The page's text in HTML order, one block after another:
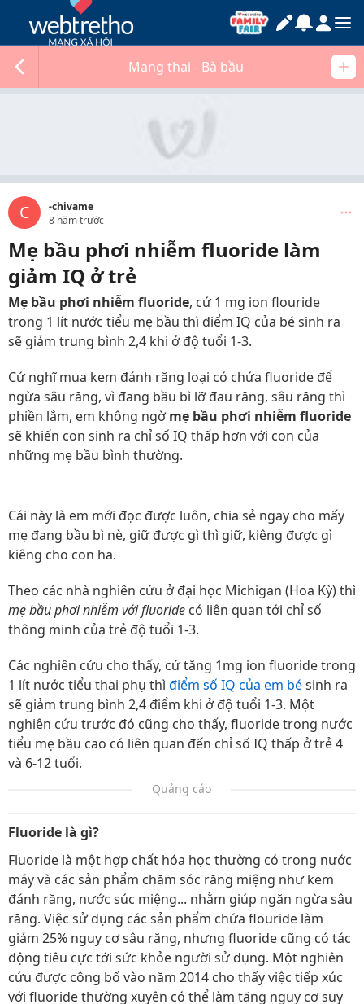
Mang thai - Bà bầu
C
-chivame
8 năm trước
Mẹ bầu phơi nhiễm fluoride làm
giảm IQ ở trẻ
Mẹ bầu phơi nhiễm fluoride, cứ 1 mg ion flouride
trong 1 lít nước tiểu mẹ bầu thì điểm IQ của bé sinh ra
sẽ giảm trung bình 2,4 khi ở độ tuổi 1-3.
Cứ nghĩ mua kem đánh răng loại có chứa fluoride để
ngừa sâu răng, vì đang bầu bì lỡ đau răng, sâu răng thì
phiền lắm, em không ngờmẹ bầu phơi nhiễm fluoride
sẽ khiến con sinh ra chỉ số IQ thấp hơn với con của
những mẹ bầu bình thường.
Cái này là em mới đọc được luôn, chia sẻ ngay cho mấy
mẹ đang bầu bì nè, giữ được gì thì giữ, kiêng được gì
kiêng cho con ha.
Theo các nhà nghiên cứu ở đại học Michigan (Hoa Kỳ) thì
mẹ bầu phơi nhiễm với fluoride có liên quan tới chỉ số
thông minh của trẻ độ tuổi 1-3.
Các nghiên cứu cho thấy, cứ tăng 1mg ion fluoride trong
1 lít nước tiểu thai phụ thì điểm số IQ của em bésinh ra
sẽ giảm trung bình 2,4 điểm khi ở độ tuổi 1-3. Một
nghiên cứu trước đó cũng cho thấy, fluoride trong nước
tiểu mẹ bầu cao có liên quan đến chỉ số IQ thấp ở trẻ 4
và 6-12 tuổi.
Quảng cáo
Fluoride là gì?
Fluoride là một hợp chất hóa học thường có trong nước
máy và các sản phẩm chăm sóc răng miệng như kem
đánh răng, nước súc miệng... nhằm giúp ngăn ngừa sâu
răng. Việc sử dụng các sản phẩm chứa flouride làm
giảm 25% nguy cơ sâu răng, nhưng fluoride cũng có tác
động tiêu cực tới sức khỏe người sử dụng. Một nghiên
cứu được công bố vào năm 2014 cho thấy việc tiếp xúc
với fluoride thường xuyên có thể làm tăng nguy cơ suy